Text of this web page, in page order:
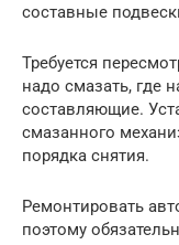
составные
Требуется
надо смазать, где
составляющие.
смазанного
порядка снятия.
Ремонтировать
поэтому